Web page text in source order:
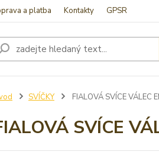
a platba Kontakty GPSR
SVÍČKY FIALOVÁ SVÍCE VÁLEC
SVÍCE